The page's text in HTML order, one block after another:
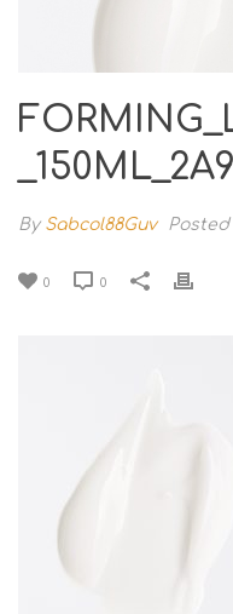
By Sabcol88Guv Posted
0 0